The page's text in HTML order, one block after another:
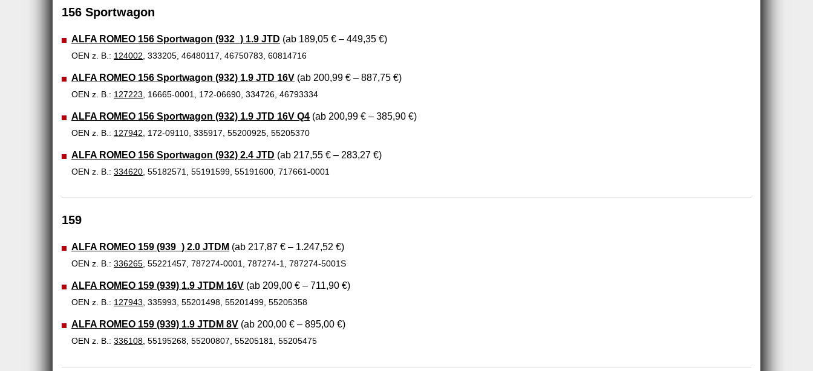
156 Sportwagon
ALFA ROMEO 156 Sportwagon (932_) 1.9 JTD (ab 189,05 € – 449,35 €)
OEN z. B.: 124002, 333205, 46480117, 46750783, 60814716
ALFA ROMEO 156 Sportwagon (932) 1.9 JTD 16V (ab 200,99 € – 887,75 €)
OEN z. B.: 127223, 16665-0001, 172-06690, 334726, 46793334
ALFA ROMEO 156 Sportwagon (932) 1.9 JTD 16V Q4 (ab 200,99 € – 385,90 €)
OEN z. B.: 127942, 172-09110, 335917, 55200925, 55205370
ALFA ROMEO 156 Sportwagon (932) 2.4 JTD (ab 217,55 € – 283,27 €)
OEN z. B.: 334620, 55182571, 55191599, 55191600, 717661-0001
159
ALFA ROMEO 159 (939_) 2.0 JTDM (ab 217,87 € – 1.247,52 €)
OEN z. B.: 336265, 55221457, 787274-0001, 787274-1, 787274-5001S
ALFA ROMEO 159 (939) 1.9 JTDM 16V (ab 209,00 € – 711,90 €)
OEN z. B.: 127943, 335993, 55201498, 55201499, 55205358
ALFA ROMEO 159 (939) 1.9 JTDM 8V (ab 200,00 € – 895,00 €)
OEN z. B.: 336108, 55195268, 55200807, 55205181, 55205475